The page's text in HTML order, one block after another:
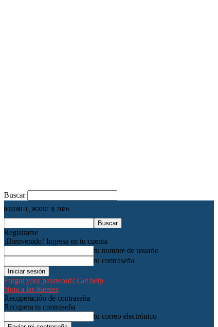
Buscar
DISSABTE, AGOST 8, 2026
Registrarse
¡Bienvenido! Ingresa en tu cuenta
tu nombre de usuario
tu contraseña
Forgot your password? Get help
Nota a las fuentes
Recuperación de contraseña
Recupera tu contraseña
tu correo electrónico